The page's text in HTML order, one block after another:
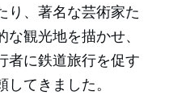
り、著名な芸術家た
観光地を描かせ、
者に鉄道旅行を促す
てきました。